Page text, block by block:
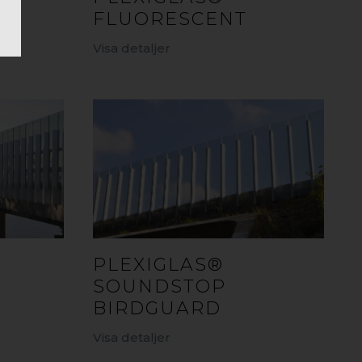
FLUORESCENT
Visa detaljer
PLEXIGLAS®
SOUNDSTOP
BIRDGUARD
Visa detaljer